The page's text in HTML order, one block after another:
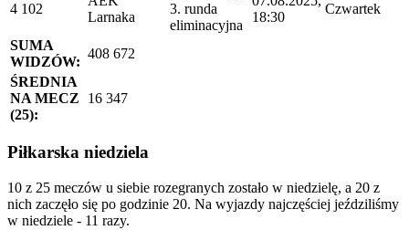
4 102
Larnaka
3. runda
eliminacyjna
18:30
Czwartek
SUMA
WIDZÓW:
408 672
ŚREDNIA
NA MECZ
(25):
16 347
Piłkarska niedziela
10 z 25 meczów u siebie rozegranych zostało w niedzielę, a 20 z
nich zaczęło się po godzinie 20. Na wyjazdy najczęściej jeździliśmy
w niedziele - 11 razy.